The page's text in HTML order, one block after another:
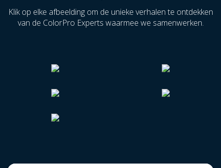
Klik op elke afbeelding om de unieke verhalen te ontdekken
van de ColorPro Experts waarmee we samenwerken.